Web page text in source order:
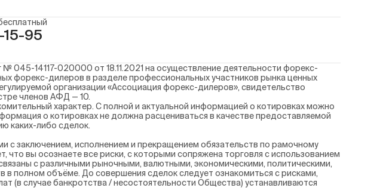
95
14117-020000 от 18.11.2021 на осуществление деятельности форекс-
форекс-дилеров в разделе профессиональных участников рынка ценных
организации «Ассоциация форекс-дилеров», свидетельство
членов АФД — 10.
характер. С полной и актуальной информацией о котировках можно
о котировках не должна расцениваться в качестве предоставляемой
каких-либо сделок.
заключением, исполнением и прекращением обязательств по рамочному
вы осознаете все риски, с которыми сопряжена торговля с использованием
с различными рыночными, валютными, экономическими, политическими,
полном объёме. До совершения сделок следует ознакомиться с рисками,
(в случае банкротства / несостоятельности Общества) устанавливаются